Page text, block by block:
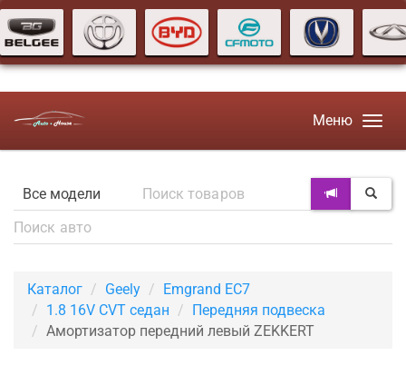
Меню
Каталог Geely
Emgrand EC7
1.8 16V CVT седан
Передняя подвеска
Амортизатор передний левый ZEKKERT